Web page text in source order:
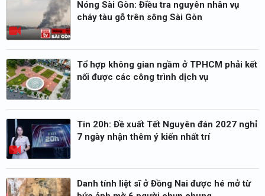
Nóng Sài Gòn: Điều tra nguyên nhân vụ
cháy tàu gỗ trên sông Sài Gòn
Tổ hợp không gian ngầm ở TPHCM phải kết
nối được các công trình dịch vụ
Tin 20h: Đề xuất Tết Nguyên đán 2027 nghỉ
7 ngày nhận thêm ý kiến nhất trí
Danh tính liệt sĩ ở Đồng Nai được hé mở từ